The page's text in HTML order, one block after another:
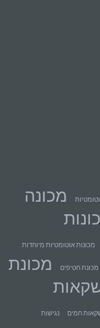
מכונה
מכונות אוטומטיות מיוחדות
מכונת חטיפים
מכונת
חמים נגישות